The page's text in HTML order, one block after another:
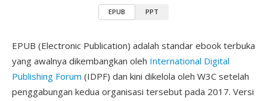
EPUB PPT
EPUB (Electronic Publication) adalah standar ebook terbuka
yang awalnya dikembangkan oleh International Digital
Publishing Forum (IDPF) dan kini dikelola oleh W3C setelah
penggabungan kedua organisasi tersebut pada 2017. Versi